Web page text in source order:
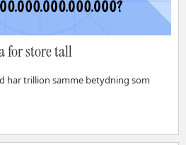
for store tall
har trillion samme betydning som